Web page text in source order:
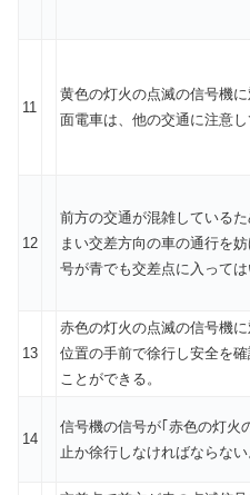
11
黄色の灯火の点滅の信号機
面電車は、他の交通に注意し
12
前方の交通が混雑している
まい交差方向の車の通行を
号が青でも交差点に入っては
13
赤色の灯火の点滅の信号機
位置の手前で徐行し安全を
ことができる。
14
信号機の信号が｢赤色の灯火
止か徐行しなければならない